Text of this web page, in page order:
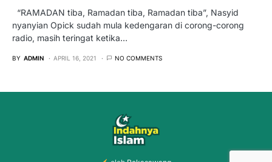
“RAMADAN tiba, Ramadan tiba, Ramadan tiba”, Nasyid
nyanyian Opick sudah mula kedengaran di corong-corong
radio, masih teringat ketika…
BY ADMIN APRIL 16, 2021 NO COMMENTS